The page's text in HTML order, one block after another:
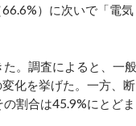
）に次いで「電気
。調査によると、一般
化を挙げた。一方、断
割合は45.9%にとどま